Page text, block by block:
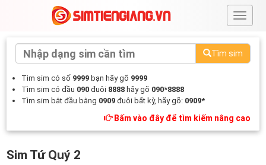
#
Tìm sim
Tìm sim có số 9999 bạn hãy gõ 9999
Tìm sim có đầu 090 đuôi 8888 hãy gõ 090*8888
Tìm sim bắt đầu bằng 0909 đuôi bất kỳ, hãy gõ: 0909*
Bấm vào đây để tìm kiếm nâng cao
Sim Tứ Quý 2